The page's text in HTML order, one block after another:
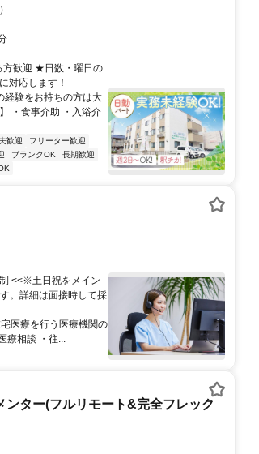
歓迎 ★日数・曜日の
対応します！
経験をお持ちの方は大
・食事介助 ・入浴介
歓迎
フリーター歓迎
ブランクOK
長期歓迎
<<※土日祝をメイン
。詳細は面接時して採
医療を行う医療機関の
療相談 ・往...
ター(フルリモート&完全フレック